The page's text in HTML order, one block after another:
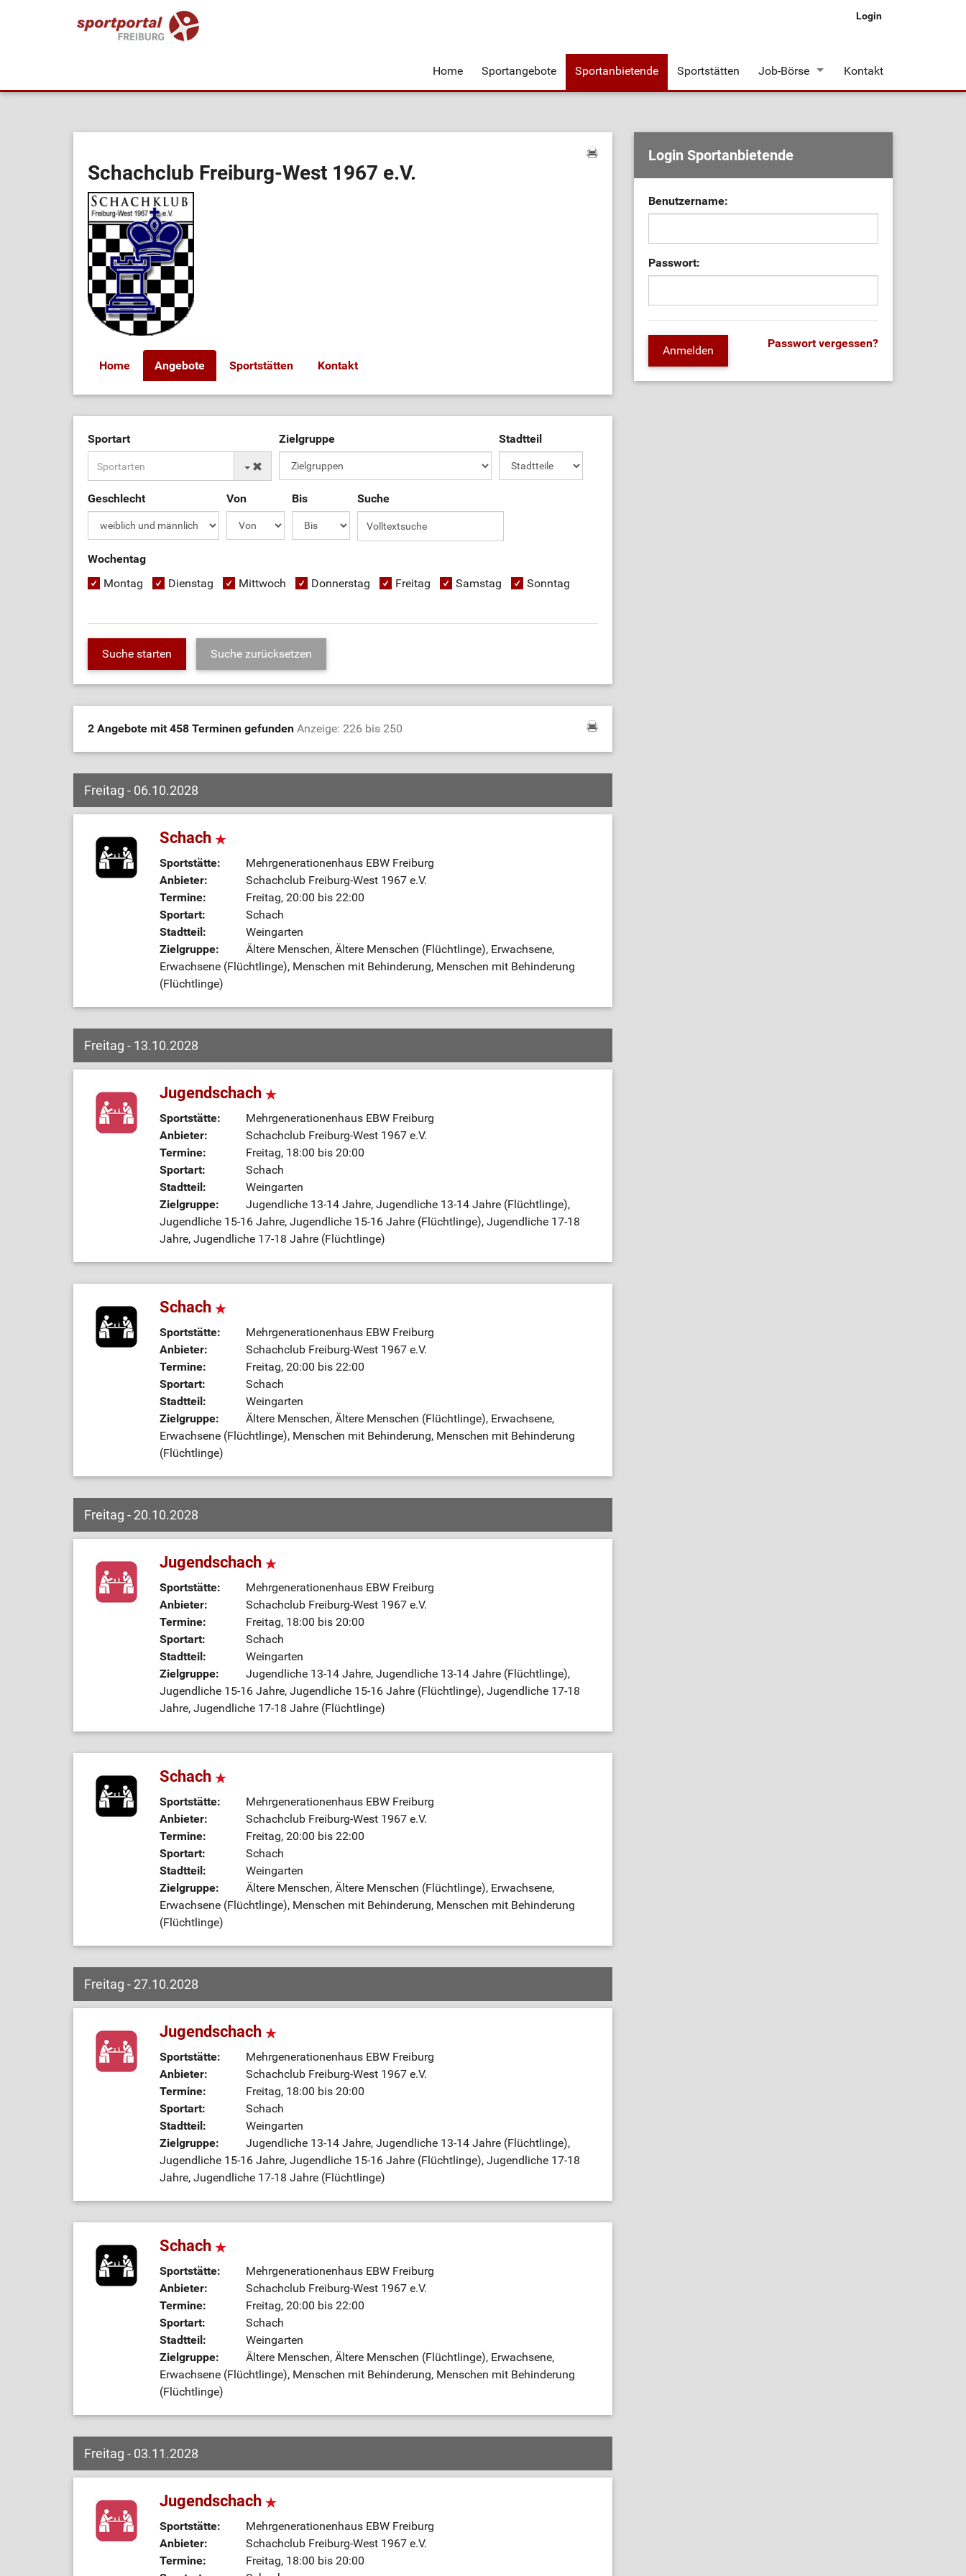
Login
Home Sportangebote Sportanbietende Sportstätten Job-Börse Kontakt
Schachclub Freiburg-West 1967 e.V.
Home Angebote Sportstätten Kontakt
Sportart Zielgruppe Stadtteil
Geschlecht Von Bis Suche
Wochentag
Montag
Dienstag Mittwoch Donnerstag Freitag Samstag Sonntag
2 Angebote mit 458 Terminen gefunden Anzeige: 226 bis 250
Freitag - 06.10.2028
Schach
Sportstätte:
Mehrgenerationenhaus EBW Freiburg
Anbieter:
Schachclub Freiburg-West 1967 e.V.
Termine:
Freitag, 20:00 bis 22:00
Sportart:
Schach
Stadtteil:
Weingarten
Zielgruppe:
Ältere Menschen, Ältere Menschen (Flüchtlinge), Erwachsene,
Erwachsene (Flüchtlinge), Menschen mit Behinderung, Menschen mit Behinderung
(Flüchtlinge)
Freitag - 13.10.2028
Jugendschach
Sportstätte:
Mehrgenerationenhaus EBW Freiburg
Anbieter:
Schachclub Freiburg-West 1967 e.V.
Termine:
Freitag, 18:00 bis 20:00
Sportart:
Schach
Stadtteil:
Weingarten
Zielgruppe:
Jugendliche 13-14 Jahre, Jugendliche 13-14 Jahre (Flüchtlinge),
Jugendliche 15-16 Jahre, Jugendliche 15-16 Jahre (Flüchtlinge), Jugendliche 17-18
Jahre, Jugendliche 17-18 Jahre (Flüchtlinge)
Schach
Sportstätte:
Mehrgenerationenhaus EBW Freiburg
Anbieter:
Schachclub Freiburg-West 1967 e.V.
Termine:
Freitag, 20:00 bis 22:00
Sportart:
Schach
Stadtteil:
Weingarten
Zielgruppe:
Ältere Menschen, Ältere Menschen (Flüchtlinge), Erwachsene,
Erwachsene (Flüchtlinge), Menschen mit Behinderung, Menschen mit Behinderung
(Flüchtlinge)
Freitag - 20.10.2028
Jugendschach
Sportstätte:
Mehrgenerationenhaus EBW Freiburg
Anbieter:
Schachclub Freiburg-West 1967 e.V.
Termine:
Freitag, 18:00 bis 20:00
Sportart:
Schach
Stadtteil:
Weingarten
Zielgruppe:
Jugendliche 13-14 Jahre, Jugendliche 13-14 Jahre (Flüchtlinge),
Jugendliche 15-16 Jahre, Jugendliche 15-16 Jahre (Flüchtlinge), Jugendliche 17-18
Jahre, Jugendliche 17-18 Jahre (Flüchtlinge)
Schach
Sportstätte:
Mehrgenerationenhaus EBW Freiburg
Anbieter:
Schachclub Freiburg-West 1967 e.V.
Termine:
Freitag, 20:00 bis 22:00
Sportart:
Schach
Stadtteil:
Weingarten
Zielgruppe:
Ältere Menschen, Ältere Menschen (Flüchtlinge), Erwachsene,
Erwachsene (Flüchtlinge), Menschen mit Behinderung, Menschen mit Behinderung
(Flüchtlinge)
Freitag - 27.10.2028
Jugendschach
Sportstätte:
Mehrgenerationenhaus EBW Freiburg
Anbieter:
Schachclub Freiburg-West 1967 e.V.
Termine:
Freitag, 18:00 bis 20:00
Sportart:
Schach
Stadtteil:
Weingarten
Zielgruppe:
Jugendliche 13-14 Jahre, Jugendliche 13-14 Jahre (Flüchtlinge),
Jugendliche 15-16 Jahre, Jugendliche 15-16 Jahre (Flüchtlinge), Jugendliche 17-18
Jahre, Jugendliche 17-18 Jahre (Flüchtlinge)
Schach
Sportstätte:
Mehrgenerationenhaus EBW Freiburg
Anbieter:
Schachclub Freiburg-West 1967 e.V.
Termine:
Freitag, 20:00 bis 22:00
Sportart:
Schach
Stadtteil:
Weingarten
Zielgruppe:
Ältere Menschen, Ältere Menschen (Flüchtlinge), Erwachsene,
Erwachsene (Flüchtlinge), Menschen mit Behinderung, Menschen mit Behinderung
(Flüchtlinge)
Freitag - 03.11.2028
Jugendschach
Sportstätte:
Mehrgenerationenhaus EBW Freiburg
Anbieter:
Schachclub Freiburg-West 1967 e.V.
Termine:
Freitag, 18:00 bis 20:00
Login Sportanbietende
Benutzername:
Passwort:
Passwort vergessen?